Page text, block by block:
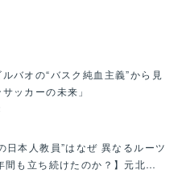
バオの“バスク純血主義”から見
ッカーの未来」
日本人教員”はなぜ 異なるルーツ
間も立ち続けたのか？】元北…